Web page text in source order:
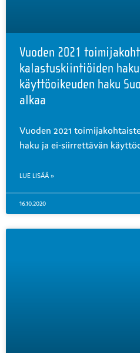
Vuoden 2021
kalastuskiintiöiden
käyttöoikeuden haku
alkaa
Vuoden 2021
haku ja ei-siirrettävän
LUE LISÄÄ »
16.10.2020